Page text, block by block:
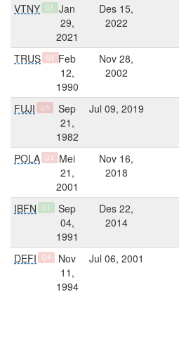
VTNY Q3
Jan
29,
2021
Des 15,
2022
TRUS Q3
Feb
12,
1990
Nov 28,
2002
FUJI Q4
Sep
21,
1982
Jul 09, 2019
POLA Q1
Mei
21,
2001
Nov 16,
2018
IBFN Q1
Sep
04,
1991
Des 22,
2014
DEFI Q4
Nov
11,
1994
Jul 06, 2001